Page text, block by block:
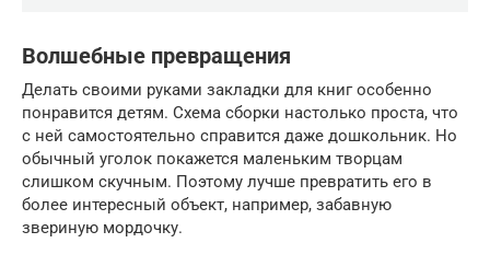
Волшебные превращения
Делать своими руками закладки для книг особенно
понравится детям. Схема сборки настолько проста, что
с ней самостоятельно справится даже дошкольник. Но
обычный уголок покажется маленьким творцам
слишком скучным. Поэтому лучше превратить его в
более интересный объект, например, забавную
звериную мордочку.